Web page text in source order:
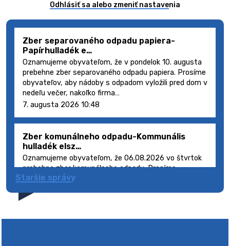
Odhlásiť sa alebo zmeniť nastavenia
Zber separovaného odpadu papiera-
Papírhulladék e…
Oznamujeme obyvateľom, že v pondelok 10. augusta
prebehne zber separovaného odpadu papiera. Prosíme
obyvateľov, aby nádoby s odpadom vyložili pred dom v
nedeľu večer, nakoľko firma…
7. augusta 2026 10:48
Zber komunálneho odpadu-Kommunális
hulladék elsz…
Oznamujeme obyvateľom, že 06.08.2026 vo štvrtok
prebehne zber komunálneho odpadu. Prosíme
obyvateľov, aby smetné nádoby s odpadom vyložili
5. augusta 2026 08:41
Staršie správy